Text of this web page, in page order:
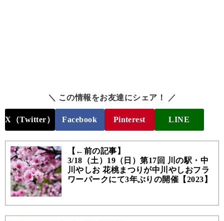
＼ この情報をお友達にシェア！ ／
X（Twitter） Facebook Pinterest LINE
【←前の記事】
3/18（土）19（日）第17回 川の駅・中
川やしお 花桃まつりが中川やしおフラ
ワーパークにて3年ぶりの開催【2023】